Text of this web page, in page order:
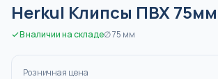
Herkul Клипсы ПВХ 75мм
В наличии на складе∅75 мм
Розничная цена